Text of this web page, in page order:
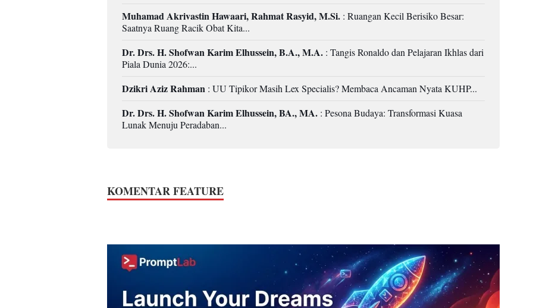
Muhamad Akrivastin Hawaari, Rahmat Rasyid, M.Si.: Ruangan Kecil Berisiko Besar:
Saatnya Ruang Racik Obat Kita...
Dr. Drs. H. Shofwan Karim Elhussein, B.A., M.A.: Tangis Ronaldo dan Pelajaran Ikhlas dari
Piala Dunia 2026:...
Dzikri Aziz Rahman : UU Tipikor Masih Lex Specialis? Membaca Ancaman Nyata KUHP...
Dr. Drs. H. Shofwan Karim Elhussein, BA., MA.: Pesona Budaya: Transformasi Kuasa
Lunak Menuju Peradaban...
KOMENTAR FEATURE